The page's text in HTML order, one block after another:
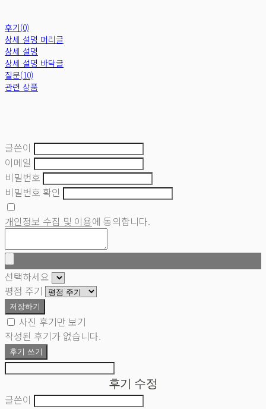
후기(0)
상세 설명 머리글
상세 설명
상세 설명 바닥글
질문(10)
관련 상품
글쓴이
이메일
비밀번호
비밀번호 확인
개인정보 수집 및 이용에 동의합니다.
선택하세요
평점 주기
저장하기
사진 후기만 보기
작성된 후기가 없습니다.
후기 쓰기
후기 수정
글쓴이